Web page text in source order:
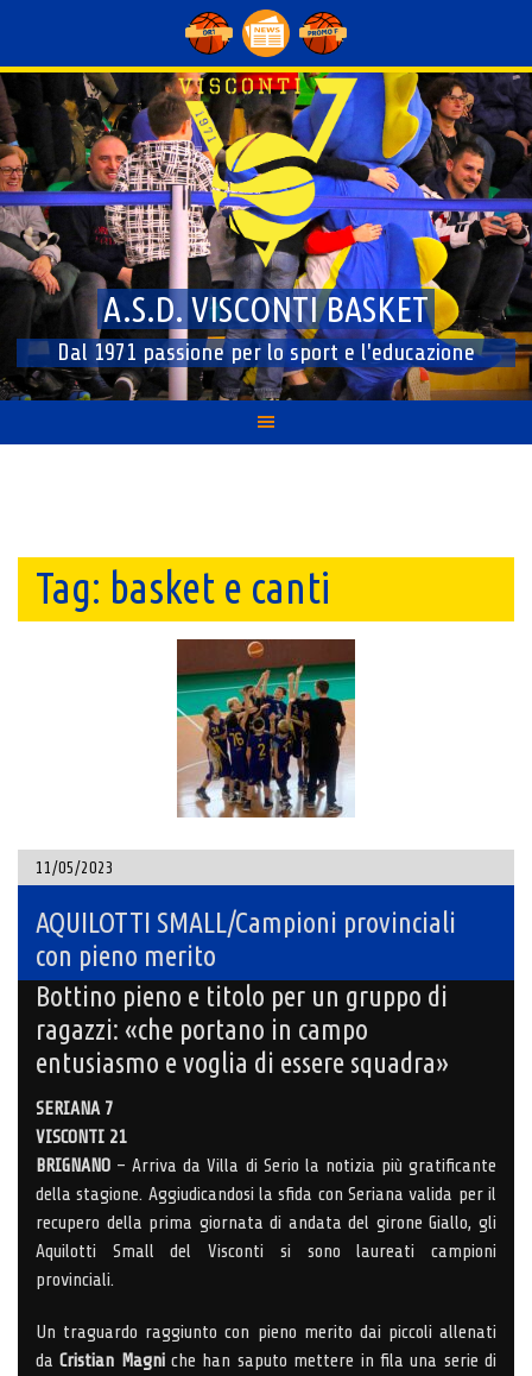
content
A.S.D. VISCONTI BASKET
Dal 1971 passione per lo sport e l'educazione
Tag: basket e canti
11/05/2023
AQUILOTTI SMALL/Campioni provinciali
con pieno merito
Bottino pieno e titolo per un gruppo di
ragazzi: «che portano in campo
entusiasmo e voglia di essere squadra»
SERIANA 7
VISCONTI 21
BRIGNANO – Arriva da Villa di Serio la notizia più gratificante
della stagione. Aggiudicandosi la sfida con Seriana valida per il
recupero della prima giornata di andata del girone Giallo, gli
Aquilotti Small del Visconti si sono laureati campioni
provinciali.
Un traguardo raggiunto con pieno merito dai piccoli allenati
da Cristian Magniche han saputo mettere in fila una serie di